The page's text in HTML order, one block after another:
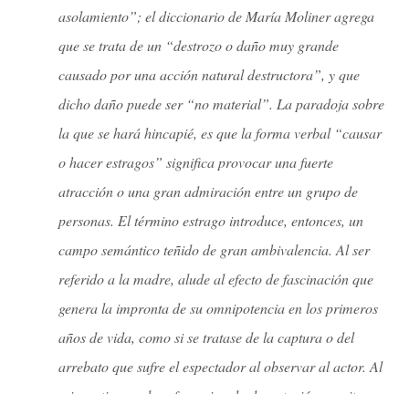
asolamiento”; el diccionario de María Moliner agrega
que se trata de un “destrozo o daño muy grande
causado por una acción natural destructora”, y que
dicho daño puede ser “no material”. La paradoja sobre
la que se hará hincapié, es que la forma verbal “causar
o hacer estragos” significa provocar una fuerte
atracción o una gran admiración entre un grupo de
personas. El término estrago introduce, entonces, un
campo semántico teñido de gran ambivalencia. Al ser
referido a la madre, alude al efecto de fascinación que
genera la impronta de su omnipotencia en los primeros
años de vida, como si se tratase de la captura o del
arrebato que sufre el espectador al observar al actor. Al